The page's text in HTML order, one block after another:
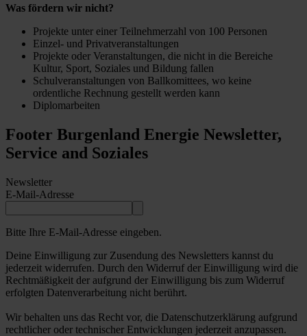
Was fördern wir nicht?
Projekte unter einer Teilnehmerzahl von 100 Personen
Einzel- und Privatveranstaltungen
Projekte oder Veranstaltungen, die nicht in die Bereiche
Kultur, Sport, Soziales und Bildung fallen
Schulveranstaltungen von Ballkomittees, wo keine
ordentliche Rechnung gestellt werden kann
Diplomarbeiten
Footer Burgenland Energie Newsletter,
Service and Soziales
Newsletter
E-Mail-Adresse
Bitte Ihre E-Mail-Adresse eingeben.
Deine Einwilligung zur Zusendung des Newsletters kannst du
jederzeit widerrufen. Durch den Widerruf der Einwilligung wird die
Rechtmäßigkeit der aufgrund der Einwilligung bis zum Widerruf
erfolgten Datenverarbeitung nicht berührt.
Wir behalten uns das Recht vor, die Datenschutzerklärung aufgrund
rechtlicher oder technischer Entwicklungen jederzeit anzupassen.